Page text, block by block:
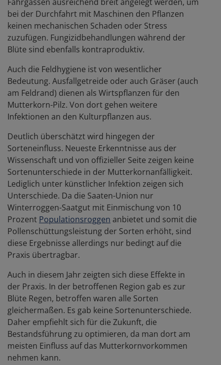
bei der Durchfahrt mit Maschinen den Pflanzen
keinen mechanischen Schaden oder Stress
zuzufügen. Fungizidbehandlungen während der
Blüte sind ebenfalls kontraproduktiv.
Auch die Feldhygiene ist von wesentlicher
Bedeutung. Ausfallgetreide oder auch Gräser (auch
am Feldrand) dienen als Wirtspflanzen für den
Mutterkorn-Pilz. Von dort gehen weitere
Infektionen an den Kulturpflanzen aus.
Deutlich überschätzt wird hingegen der
Sorteneinfluss. Neueste Erkenntnisse aus der
Wissenschaft und von offizieller Seite zeigen keine
Sortenunterschiede in der Mutterkornanfälligkeit.
Lediglich unter künstlicher Infektion zeigen sich
Unterschiede. Da die Saaten-Union nur
Winterroggen-Saatgut mit Einmischung von 10
Prozent Populationsroggen anbietet und somit die
Pollenschüttungsleistung der Sorten erhöht, sind
diese Ergebnisse allerdings nur bedingt auf die
Praxis übertragbar.
Auch in diesem Jahr zeigten sich diese Effekte in
der Praxis. In der betroffenen Region gab es zur
Blüte Regen, betroffen waren alle Sorten
gleichermaßen. Es gab keine Sortenunterschiede.
Daher empfiehlt sich für die Zukunft, die
Bestandsführung zu optimieren, da man dort am
meisten Einfluss auf das Mutterkornvorkommen
nehmen kann.